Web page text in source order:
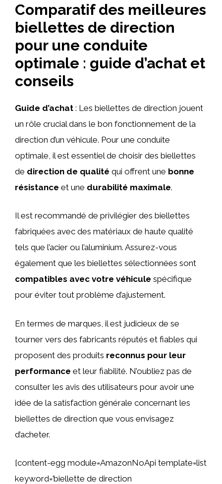
Comparatif des meilleures
biellettes de direction
pour une conduite
optimale : guide d’achat et
conseils
Guide d’achat : Les biellettes de direction jouent
un rôle crucial dans le bon fonctionnement de la
direction d’un véhicule. Pour une conduite
optimale, il est essentiel de choisir des biellettes
de direction de qualité qui offrent une bonne
résistance et une durabilité maximale.
Il est recommandé de privilégier des biellettes
fabriquées avec des matériaux de haute qualité
tels que l’acier ou l’aluminium. Assurez-vous
également que les biellettes sélectionnées sont
compatibles avec votre véhicule spécifique
pour éviter tout problème d’ajustement.
En termes de marques, il est judicieux de se
tourner vers des fabricants réputés et fiables qui
proposent des produits reconnus pour leur
performance et leur fiabilité. N’oubliez pas de
consulter les avis des utilisateurs pour avoir une
idée de la satisfaction générale concernant les
biellettes de direction que vous envisagez
d’acheter.
[content-egg module=AmazonNoApi template=list
keyword=’biellette de direction